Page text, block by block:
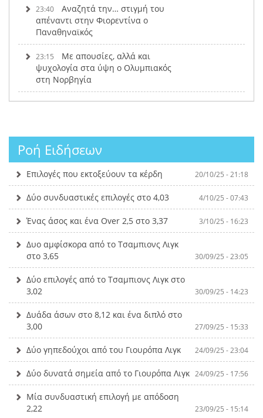
23:40
Αναζητά την… στιγμή του
απέναντι στην Φιορεντίνα ο
Παναθηναϊκός
23:15
Με απουσίες, αλλά και
ψυχολογία στα ύψη ο Ολυμπιακός
στη Νορβηγία
Ροή Ειδήσεων
Επιλογές που εκτοξεύουν τα κέρδη 20/10/25 - 21:18
Δύο συνδυαστικές επιλογές στο 4,03 4/10/25 - 07:43
Ένας άσος και ένα Over 2,5 στο 3,37 3/10/25 - 16:23
Δυο αμφίσκορα από το Τσαμπιονς Λιγκ
στο 3,65
30/09/25 - 23:05
Δύο επιλογές από το Τσαμπιονς Λιγκ στο
3,02
30/09/25 - 14:23
Δυάδα άσων στο 8,12 και ένα διπλό στο
3,00
27/09/25 - 15:33
Δύο γηπεδούχοι από του Γιουρόπα Λιγκ 24/09/25 - 23:04
Δύο δυνατά σημεία από το Γιουρόπα Λιγκ 24/09/25 - 17:56
Μία συνδυαστική επιλογή με απόδοση
2,22
23/09/25 - 15:14